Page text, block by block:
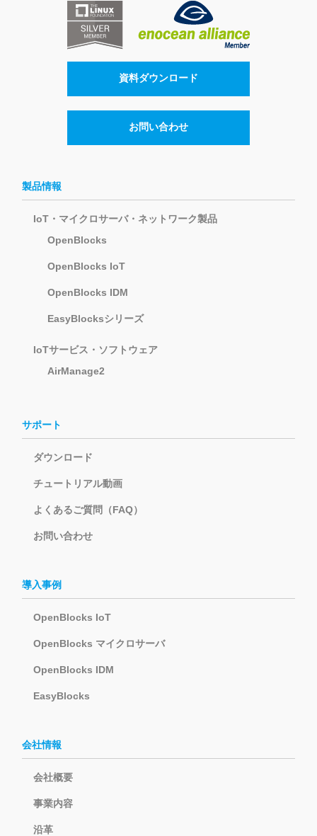
資料ダウンロード
お問い合わせ
製品情報
IoT・マイクロサーバ・ネットワーク製品
OpenBlocks
OpenBlocks IoT
OpenBlocks IDM
EasyBlocksシリーズ
IoTサービス・ソフトウェア
AirManage2
サポート
ダウンロード
チュートリアル動画
よくあるご質問（FAQ）
お問い合わせ
導入事例
OpenBlocks IoT
OpenBlocks マイクロサーバ
OpenBlocks IDM
EasyBlocks
会社情報
会社概要
事業内容
沿革